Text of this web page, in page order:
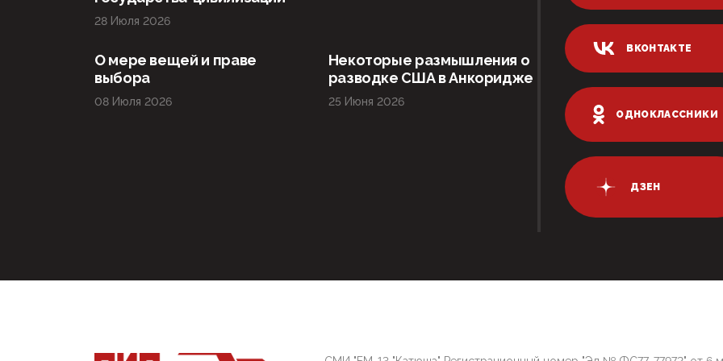
28 Июля 2026
О мере вещей и праве
выбора
08 Июля 2026
Некоторые размышления о
разводке США в Анкоридже
25 Июня 2026
ВКОНТАКТЕ
ОДНОКЛАССНИКИ
ДЗЕН